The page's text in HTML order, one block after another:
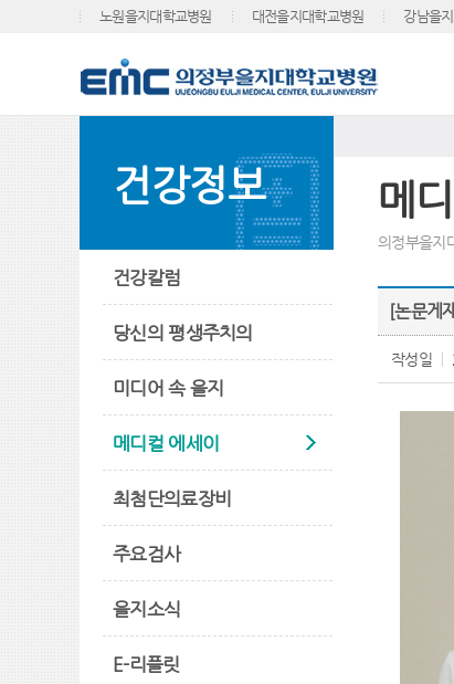
노원을지대학교병원 대전을지대학교병원 강남을
건강정보
건강칼럼
당신의 평생주치의
미디어 속 을지
메디컬 에세이
최첨단의료장비
주요검사
을지소식
E-리플릿
메
의정부을지
[논문게
작성일